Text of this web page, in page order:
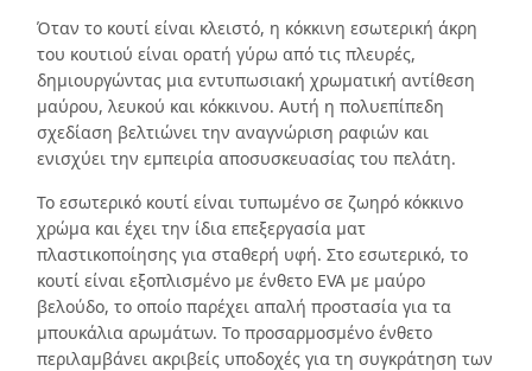
Όταν το κουτί είναι κλειστό, η κόκκινη εσωτερική άκρη
του κουτιού είναι ορατή γύρω από τις πλευρές,
δημιουργώντας μια εντυπωσιακή χρωματική αντίθεση
μαύρου, λευκού και κόκκινου. Αυτή η πολυεπίπεδη
σχεδίαση βελτιώνει την αναγνώριση ραφιών και
ενισχύει την εμπειρία αποσυσκευασίας του πελάτη.
Το εσωτερικό κουτί είναι τυπωμένο σε ζωηρό κόκκινο
χρώμα και έχει την ίδια επεξεργασία ματ
πλαστικοποίησης για σταθερή υφή. Στο εσωτερικό, το
κουτί είναι εξοπλισμένο με ένθετο EVA με μαύρο
βελούδο, το οποίο παρέχει απαλή προστασία για τα
μπουκάλια αρωμάτων. Το προσαρμοσμένο ένθετο
περιλαμβάνει ακριβείς υποδοχές για τη συγκράτηση των